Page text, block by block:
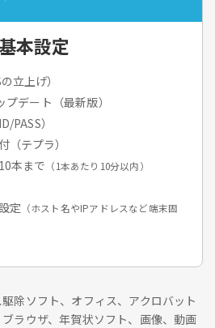
基本設定
立上げ）
プデート（最新版）
PASS）
（テプラ）
本まで （1本あたり10分以内）
定 （ホスト名やIPアドレスなど端末固
除ソフト、オフィス、アクロバット
ラウザ、年賀状ソフト、画像、動画